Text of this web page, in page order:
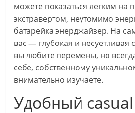
можете показаться легким на
экстравертом, неутомимо
батарейка энерджайзер. На
вас — глубокая и несуетливая
вы любите перемены, но
себе, собственному
внимательно изучаете.
Удобный casual